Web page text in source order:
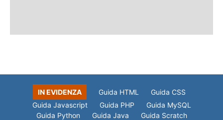
IN EVIDENZA Guida HTML
Guida CSS
Guida Javascript
Guida PHP
Guida MySQL
Guida Python
Guida Java
Guida Scratch